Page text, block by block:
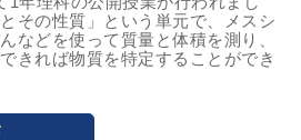
その性質」という単元で、メスシ
などを使って質量と体積を測り、
きれば物質を特定することができ